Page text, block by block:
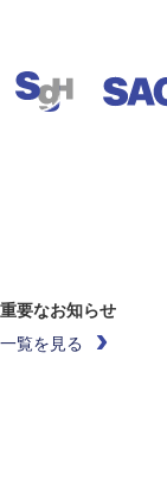
重要なお知らせ
一覧を見る